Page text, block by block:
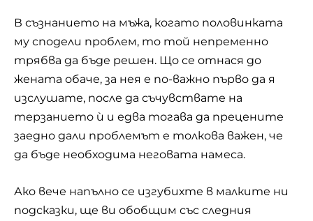
В съзнанието на мъжа, когато половинката
му сподели проблем, то той непременно
трябва да бъде решен. Що се отнася до
жената обаче, за нея е по-важно първо да я
изслушате, после да съчувствате на
терзанието ѝ и едва тогава да прецените
заедно дали проблемът е толкова важен, че
да бъде необходима неговата намеса.
Ако вече напълно се изгубихте в малките ни
подсказки, ще ви обобщим със следния